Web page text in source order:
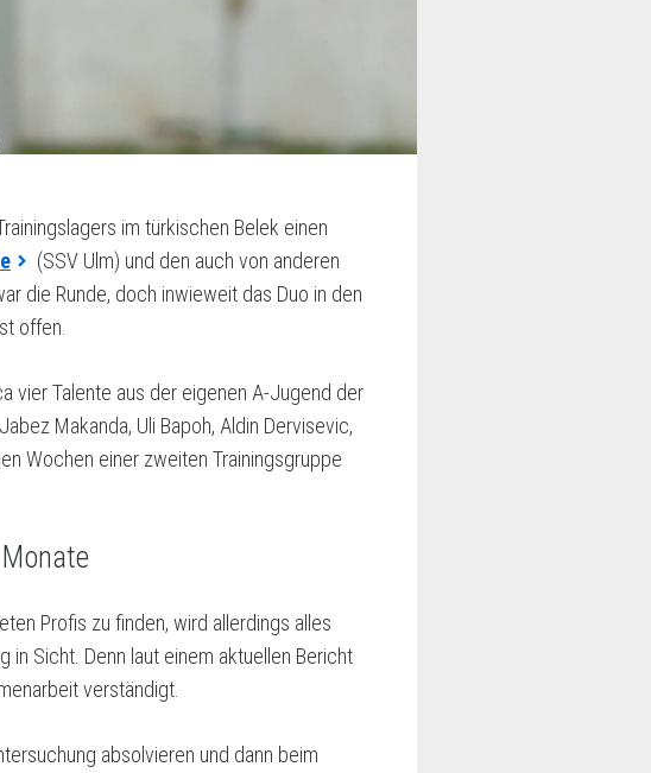
im türkischen Belek einen
(SSV Ulm) und den auch von anderen
die Runde, doch inwieweit das Duo in den
offen.
vier Talente aus der eigenen A-Jugend der
Makanda, Uli Bapoh, Aldin Dervisevic,
Wochen einer zweiten Trainingsgruppe
Profis zu finden, wird allerdings alles
in Sicht. Denn laut einem aktuellen Bericht
verständigt.
absolvieren und dann beim